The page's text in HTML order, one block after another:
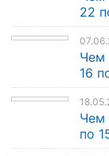
22
Чем
16
Чем
по